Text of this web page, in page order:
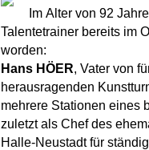
Im Alter von 92
Talentetrainer bereits im
worden:
Hans HÖER , Vater von
herausragenden
mehrere Stationen eines
zuletzt als Chef des
Halle-Neustadt für